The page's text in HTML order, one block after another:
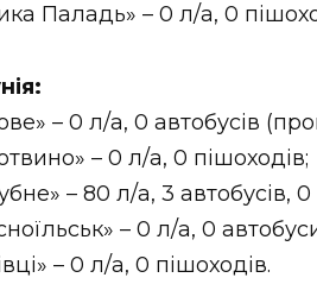
Паладь» – 0 л/а, 0
– 0 л/а, 0 автобусів
– 0 л/а, 0 пішоходів;
– 80 л/а, 3 автобусів, 0
– 0 л/а, 0
– 0 л/а, 0 пішоходів.